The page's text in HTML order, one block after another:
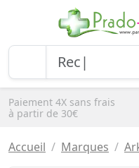
Paiement 4X sans frais
à partir de 30€
Accueil Marques